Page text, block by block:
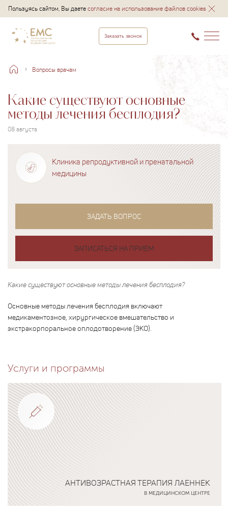
Пользуясь сайтом, Вы даетесогласие на использование файлов cookies
Заказать звонок
Вопросы врачам
Какие существуют основные
методы лечения бесплодия?
08 августа
Клиника репродуктивной и пренатальной
медицины
ЗАДАТЬ ВОПРОС
ЗАПИСАТЬСЯ НА ПРИЕМ
Какие существуют основные методы лечения бесплодия?
Основные методы лечения бесплодия включают
медикаментозное, хирургическое вмешательство и
экстракорпоральное оплодотворение (ЭКО).
Услуги и программы
АНТИВОЗРАСТНАЯ ТЕРАПИЯ ЛАЕННЕК
В МЕДИЦИНСКОМ ЦЕНТРЕ